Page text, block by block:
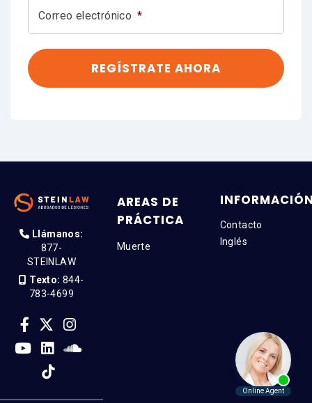
Correo electrónico *
Llámanos:
877-
STEINLAW
Texto: 844-
783-4699
AREAS DE
PRÁCTICA
Muerte
Contacto
Inglés